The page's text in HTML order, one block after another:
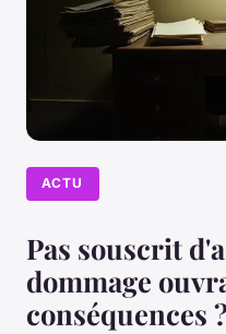
ACTU
Pas souscrit
dommage
conséquences